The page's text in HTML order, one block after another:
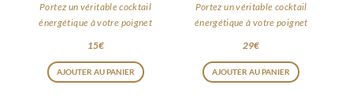
Portez un véritable cocktail
énergétique à votre poignet
15€
AJOUTER AU PANIER
Portez un véritable cocktail
énergétique à votre poignet
29€
AJOUTER AU PANIER